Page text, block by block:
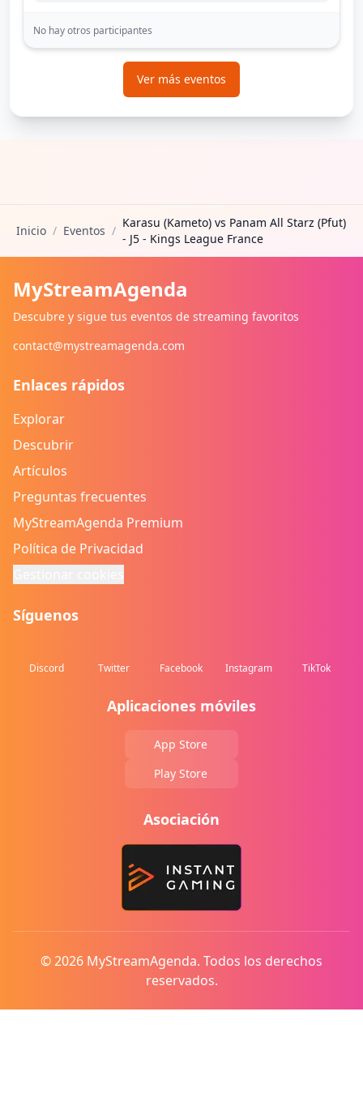
No hay otros participantes
Ver más eventos
Inicio / Eventos /
Karasu (Kameto) vs Panam All Starz (Pfut)
- J5 - Kings League France
MyStreamAgenda
Descubre y sigue tus eventos de streaming favoritos
contact@mystreamagenda.com
Enlaces rápidos
Explorar
Descubrir
Artículos
Preguntas frecuentes
MyStreamAgenda Premium
Política de Privacidad
Síguenos
Discord Twitter Facebook Instagram TikTok
Aplicaciones móviles
App Store
Play Store
Asociación
© 2026 MyStreamAgenda. Todos los derechos
reservados.